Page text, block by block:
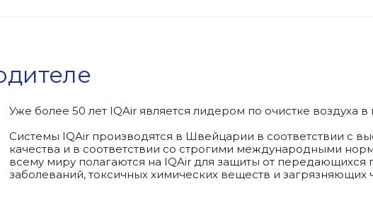
Уже более 50 лет IQAir является лидером по очистке воздуха
Системы IQAir производятся в Швейцарии в соответствии с
качества и в соответствии со строгими международными
всему миру полагаются на IQAir для защиты от передающихся
заболеваний, токсичных химических веществ и загрязняющих